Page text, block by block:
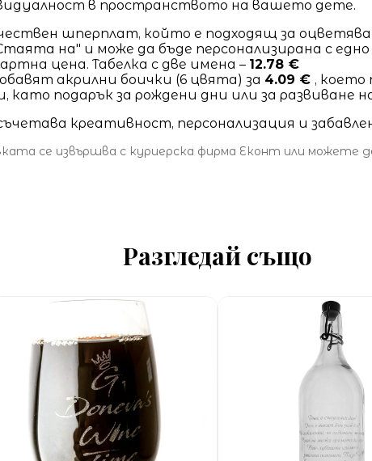
в пространството на вашето дете.
шперплат, който е подходящ за
на" и може да бъде персонализирана с
цена. Табелка с две имена – 12.78 €
акрилни боички (6 цвята) за 4.09 € , което
като подарък за рождени дни или за развиване
креативност, персонализация и
се извършва с куриерска фирма Еконт или можете
Разгледай също